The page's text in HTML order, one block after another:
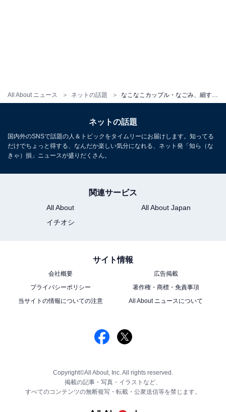
All About ニュース ネットの話題
ネットの話題
国内外のSNSで話題の人＆トピックをタイムリーにお届けします。知ってる
だけでちょっと得する、なんだか楽しい気分になれる、ネット発「知ら（な
きゃ）損」ニュースが盛りだくさん。
関連サービス
All About
All About Japan
イチオシ
サイト情報
会社概要
広告掲載
プライバシーポリシー
著作権・商標・免責事項
当サイトの情報についての注意
All About ニュースについて
Copyright©All About, Inc. All rights reserved.
掲載の記事・写真・イラストなど、
すべてのコンテンツの無断複写・転載・公衆送信等を禁じます。